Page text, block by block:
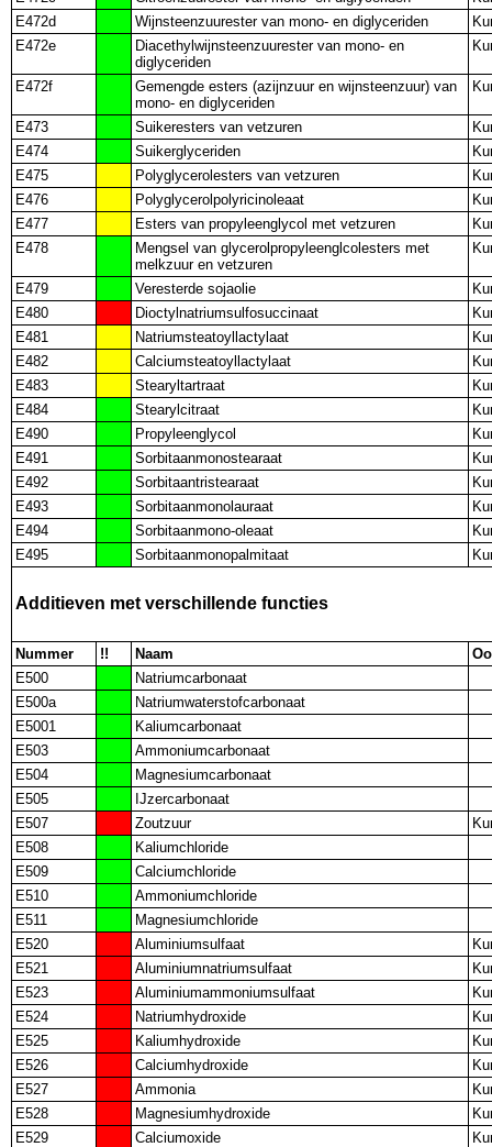
E472d
Wijnsteenzuurester van mono- en diglyceriden
E472e
Diacethylwijnsteenzuurester van mono- en
diglyceriden
E472f
Gemengde esters (azijnzuur en wijnsteenzuur) van
mono- en diglyceriden
E473 Suikeresters van vetzuren
E474
Suikerglyceriden
E475
Polyglycerolesters van vetzuren
E476
Polyglycerolpolyricinoleaat
E477
Esters van propyleenglycol met vetzuren
E478
Mengsel van glycerolpropyleenglcolesters met
melkzuur en vetzuren
E479 Veresterde sojaolie
E480
Dioctylnatriumsulfosuccinaat
E481
Natriumsteatoyllactylaat
E482
Calciumsteatoyllactylaat
E483
Stearyltartraat
E484
Stearylcitraat
E490
Propyleenglycol
E491
Sorbitaanmonostearaat
E492
Sorbitaantristearaat
E493
Sorbitaanmonolauraat
E494
Sorbitaanmono-oleaat
E495
Sorbitaanmonopalmitaat
Additieven met verschillende functies
Nummer !! Naam
E500
Natriumcarbonaat
E500a
Natriumwaterstofcarbonaat
E5001
Kaliumcarbonaat
E503
Ammoniumcarbonaat
E504
Magnesiumcarbonaat
E505
IJzercarbonaat
E507
Zoutzuur
E508
Kaliumchloride
E509
Calciumchloride
E510
Ammoniumchloride
E511
Magnesiumchloride
E520
Aluminiumsulfaat
E521
Aluminiumnatriumsulfaat
E523
Aluminiumammoniumsulfaat
E524
Natriumhydroxide
E525
Kaliumhydroxide
E526
Calciumhydroxide
E527
Ammonia
E528
Magnesiumhydroxide
E529
Calciumoxide